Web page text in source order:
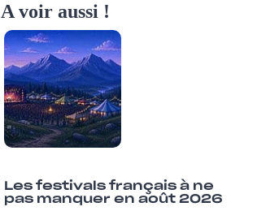
A voir aussi !
Les festivals français à ne
pas manquer en août 2026